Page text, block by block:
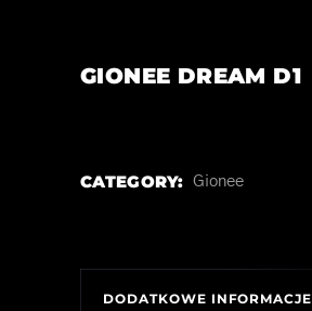
GIONEE DREAM D1
CATEGORY: Gionee
DODATKOWE INFORMACJE